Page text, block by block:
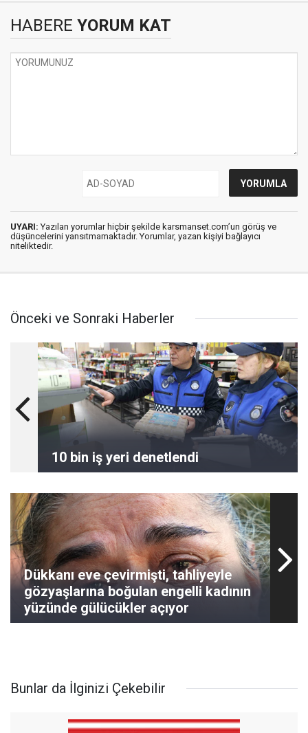
HABERE YORUM KAT
UYARI: Yazılan yorumlar hiçbir şekilde karsmanset.com’un görüş ve
düşüncelerini yansıtmamaktadır. Yorumlar, yazan kişiyi bağlayıcı
niteliktedir.
Önceki ve Sonraki Haberler
10 bin iş yeri denetlendi
Dükkanı eve çevirmişti, tahliyeyle
gözyaşlarına boğulan engelli kadının
yüzünde gülücükler açıyor
Bunlar da İlginizi Çekebilir